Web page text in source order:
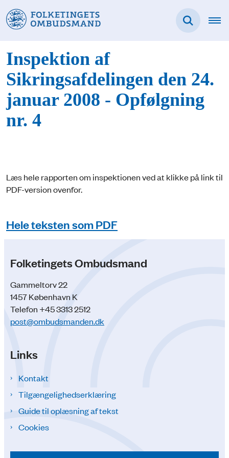
Inspektion af
Sikringsafdelingen den 24.
januar 2008 - Opfølgning
nr. 4
Læs hele rapporten om inspektionen ved at klikke på link til
PDF-version ovenfor.
Hele teksten som PDF
Folketingets Ombudsmand
Gammeltorv 22
1457 København K
Telefon +45 3313 2512
post@ombudsmanden.dk
Links
Kontakt
Tilgængelighedserklæring
Guide til oplæsning af tekst
Cookies